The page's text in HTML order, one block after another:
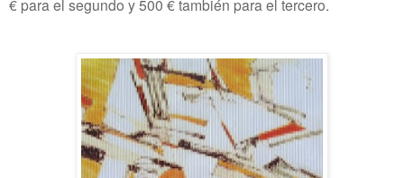
€ para el segundo y 500 € también para el tercero.